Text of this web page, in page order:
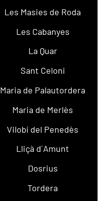
Les Masies de Roda
Les Cabanyes
La Quar
Sant Celoni
Maria de Palautordera
Maria de Merlès
Vilobí del Penedès
Lliçà d´Amunt
Dosrius
Tordera